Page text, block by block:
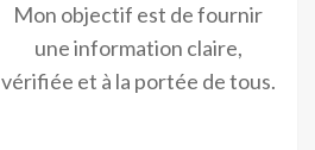
Mon objectif est de fournir
une information claire,
vérifiée et à la portée de tous.